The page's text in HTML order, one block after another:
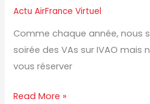
Actu AirFrance Virtuel
Comme chaque année, nous
soirée des VAs sur IVAO mais
vous réserver
cette
année
!
Read More »